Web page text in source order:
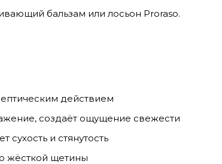
бальзам или лосьон Proraso.
действием
создаёт ощущение свежести
и стянутость
жёсткой щетины